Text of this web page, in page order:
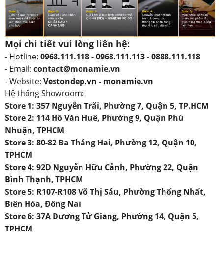
Mọi chi tiết vui lòng liên hệ:
- Hotline: 0968.111.118 - 0968.111.113 - 0888.111.118
- Email: contact@monamie.vn
- Website: Vestondep.vn - monamie.vn
Hệ thống Showroom:
Store 1: 357 Nguyễn Trãi, Phường 7, Quận 5, TP.HCM
Store 2: 114 Hồ Văn Huê, Phường 9, Quận Phú
Nhuận, TPHCM
Store 3: 80-82 Ba Tháng Hai, Phường 12, Quận 10,
TPHCM
Store 4: 92D Nguyễn Hữu Cảnh, Phường 22, Quận
Bình Thạnh, TPHCM
Store 5: R107-R108 Võ Thị Sáu, Phường Thống Nhất,
Biên Hòa, Đồng Nai
Store 6: 37A Dương Tử Giang, Phường 14, Quận 5,
TPHCM